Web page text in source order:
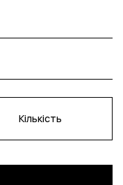
Кількість